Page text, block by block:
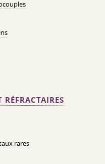
RÉFRACTAIRES
rares